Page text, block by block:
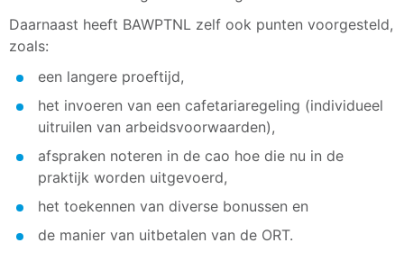
Daarnaast heeft BAWPTNL zelf ook punten voorgesteld,
zoals:
een langere proeftijd,
het invoeren van een cafetariaregeling (individueel
uitruilen van arbeidsvoorwaarden),
afspraken noteren in de cao hoe die nu in de
praktijk worden uitgevoerd,
het toekennen van diverse bonussen en
de manier van uitbetalen van de ORT.